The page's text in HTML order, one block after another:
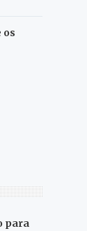
os
para